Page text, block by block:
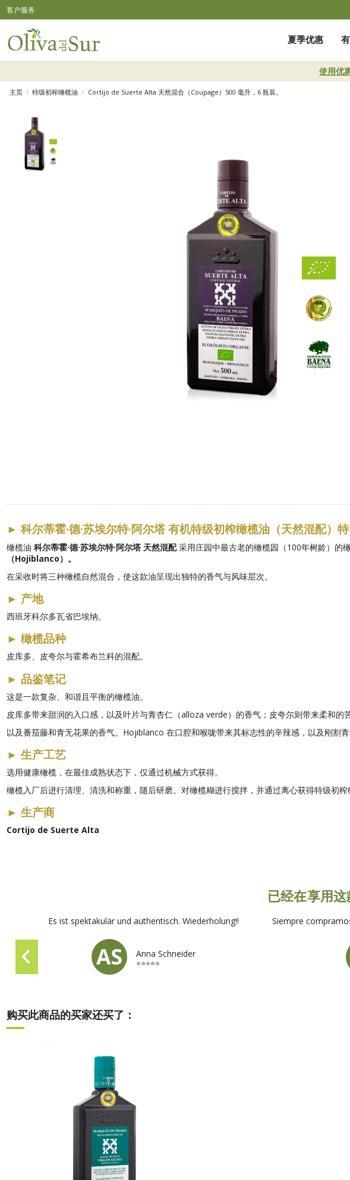
客户服务
夏季优惠
使用优
主页 特级初榨橄榄油 Cortijo de Suerte Alta 天然混合（Coupage）500 毫升，6 瓶装。
► 科尔蒂霍·德·苏埃尔特·阿尔塔 有机特级初榨橄榄油（天然混配）
橄榄油 科尔蒂霍·德·苏埃尔特·阿尔塔 天然混配采用庄园中最古老的橄榄园（100年树龄）的
（Hojiblanco）。
在采收时将三种橄榄自然混合，使这款油呈现出独特的香气与风味层次。
► 产地
西班牙科尔多瓦省巴埃纳。
► 橄榄品种
皮库多、皮夸尔与霍希布兰科的混配。
► 品鉴笔记
这是一款复杂、和谐且平衡的橄榄油。
皮库多带来甜润的入口感，以及叶片与青杏仁（alloza verde）的香气；皮夸尔则带来柔和的
以及番茄藤和青无花果的香气。Hojiblanco 在口腔和喉咙带来其标志性的辛辣感，以及刚割青
► 生产工艺
选用健康橄榄，在最佳成熟状态下，仅通过机械方式获得。
橄榄入厂后进行清理、清洗和称重，随后研磨。对橄榄糊进行搅拌，并通过离心获得特级初
► 生产商
Cortijo de Suerte Alta
已经在享用
Es ist spektakulär und authentisch. Wiederholung!!
Anna Schneider
⭐⭐⭐⭐⭐
Siempre
购买此商品的买家还买了：